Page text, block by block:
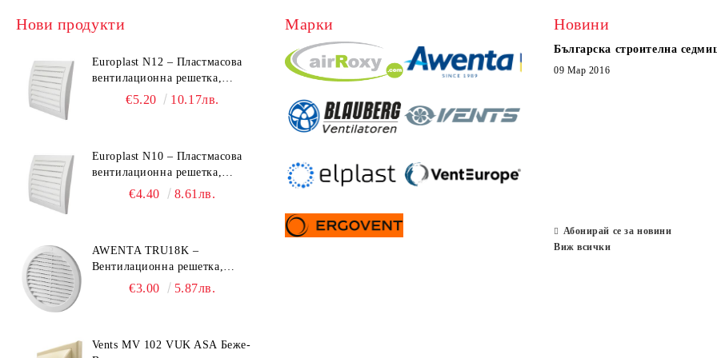
Нови продукти
Europlast N12 – Пластмасова
вентилационна решетка,
190x190 mm
€5.20 10.17лв.
Europlast N10 – Пластмасова
вентилационна решетка,
153x148 mm
€4.40 8.61лв.
AWENTA TRU18K –
Вентилационна решетка,
Ø150 mm, ABS пластмаса
€3.00 5.87лв.
Vents MV 102 VUK ASA Беже-
Марки Новини
Българска строителна
09 Мар 2016
Абонирай се за новини
Виж всички